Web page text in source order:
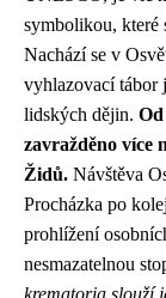
symbolikou, které
Nachází se v
vyhlazovací tábor
lidských dějin.
zavražděno více
Židů. Návštěva
Procházka po
prohlížení
nesmazatelnou
krematoria slouží